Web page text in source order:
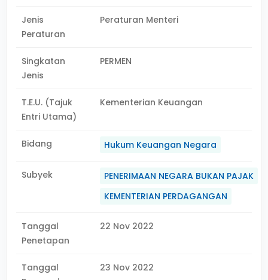
Jenis
Peraturan
Peraturan Menteri
Singkatan
Jenis
PERMEN
T.E.U. (Tajuk
Entri Utama)
Kementerian Keuangan
Bidang Hukum Keuangan Negara
Subyek
PENERIMAAN NEGARA BUKAN PAJAK
KEMENTERIAN PERDAGANGAN
Tanggal
Penetapan
22 Nov 2022
Tanggal
23 Nov 2022